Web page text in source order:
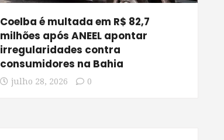
Coelba é multada em R$ 82,7
milhões após ANEEL apontar
irregularidades contra
consumidores na Bahia
julho 28, 2026 0